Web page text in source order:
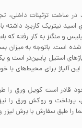
می‌تواند در ساخت تزئینات
نیتریک کاربرد داشته
سیلیس و منگنز به کار
است. باتوجه به میزان
استیل پایین‌تر است و
آلیاژ برای محیط‌های با
قادر است کویل ورق را
و روکش ورق را
را طبق سفارش با برش